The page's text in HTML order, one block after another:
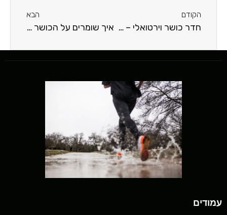
הקודם
חדר כושר וירטואלי – המדריך המלא למאמני כושר
הבא
איך שומרים על הכושר גם בחופשה באילת?
עמודים